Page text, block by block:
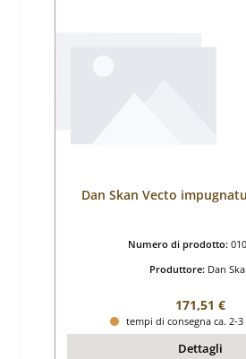
Dan Skan Vecto
Numero di prodotto:
Produttore: Dan
Prezzo
171,51 €
tempi di consegna ca. 2-
Dettagli